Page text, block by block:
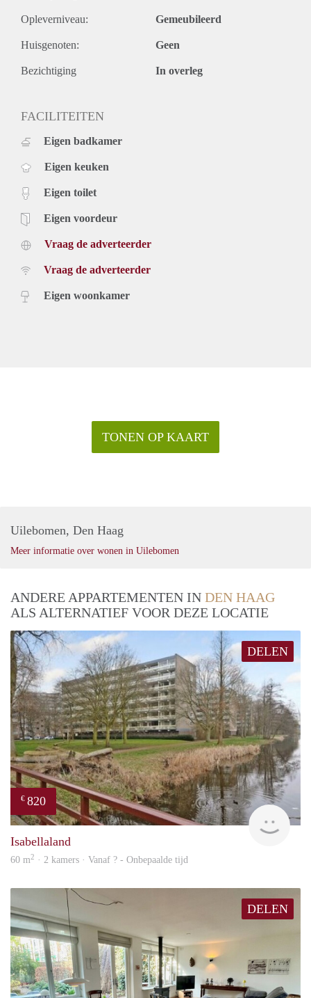
Opleverniveau: Gemeubileerd
Huisgenoten: Geen
Bezichtiging In overleg
FACILITEITEN
Eigen badkamer
Eigen keuken
Eigen toilet
Eigen voordeur
Vraag de adverteerder
Vraag de adverteerder
Eigen woonkamer
TONEN OP KAART
Uilebomen, Den Haag
Meer informatie over wonen in Uilebomen
ANDERE APPARTEMENTEN IN DEN HAAG
ALS ALTERNATIEF VOOR DEZE LOCATIE
DELEN
€ 820
rent
Isabellaland
60 m2 · 2 kamers · Vanaf ? - Onbepaalde tijd
DELEN